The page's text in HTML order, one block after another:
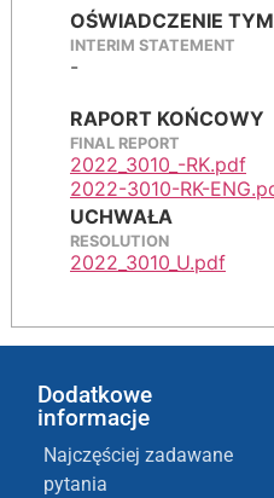
OŚWIADCZENIE
INTERIM STATEMENT
-
RAPORT KOŃCOWY
FINAL REPORT
2022_3010_-RK.pdf
2022-3010-RK-
UCHWAŁA
RESOLUTION
2022_3010_U.pdf
Dodatkowe
informacje
Najczęściej zadawane
pytania